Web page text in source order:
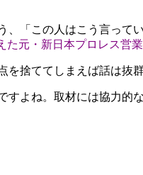
、「この人はこう言っ
た元・新日本プロレス営
捨ててしまえば話は抜群
よね。取材には協力的